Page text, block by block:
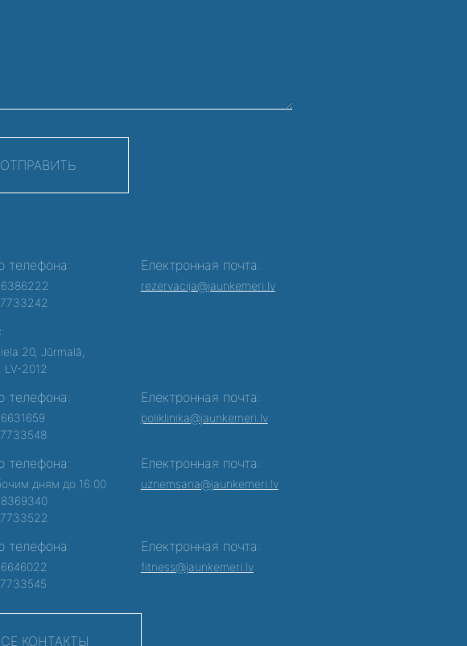
ОТПРАВИТЬ
телефона:
20, Jūrmalā,
LV-2012
Електронная почта:
rezervacija@jaunkemeri.lv
телефона: Електронная почта:
poliklinika@jaunkemeri.lv
телефона:
дням до 16:00
Електронная почта:
uznemsana@jaunkemeri.lv
телефона: Електронная почта:
fitness@jaunkemeri.lv
КОНТАКТЫ